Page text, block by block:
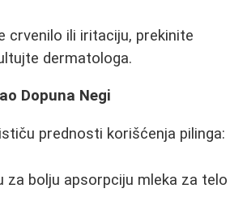
crvenilo ili iritaciju, prekinite
dermatologa.
Dopuna Negi
prednosti korišćenja pilinga:
za bolju apsorpciju mleka za telo